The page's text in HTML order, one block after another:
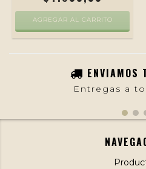
AGREGAR AL CARRITO
ENVIAMOS
Entregas a